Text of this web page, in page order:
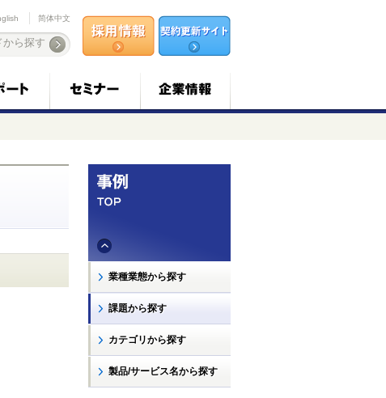
简体中文
業種業態から探す
課題から探す
カテゴリから探す
製品/サービス名から探す